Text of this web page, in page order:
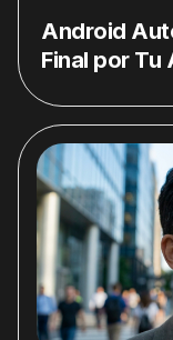
Android
Final por Tu